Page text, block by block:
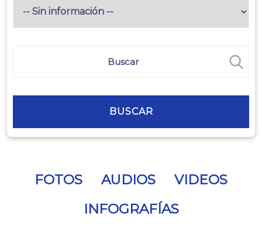
FOTOS AUDIOS
VIDEOS
INFOGRAFÍAS